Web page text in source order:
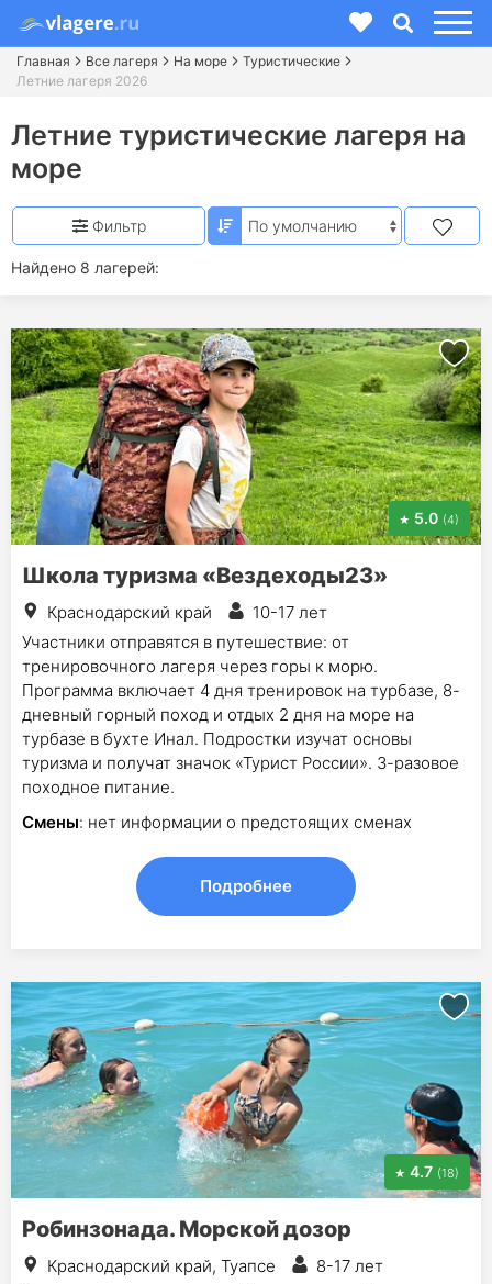
Главная Все лагеря На море
Туристические
Летние лагеря 2026
Летние туристические лагеря на
море
Найдено 8 лагерей:
Фильтр
5.0 (4)
Школа туризма «Вездеходы23»
Краснодарский край
10-17 лет
Участники отправятся в путешествие: от
тренировочного лагеря через горы к морю.
Программа включает 4 дня тренировок на турбазе, 8-
дневный горный поход и отдых 2 дня на море на
турбазе в бухте Инал. Подростки изучат основы
туризма и получат значок «Турист России». 3-разовое
походное питание.
Смены: нет информации о предстоящих сменах
Подробнее
4.7 (18)
Робинзонада. Морской дозор
Краснодарский край, Туапсе
8-17 лет